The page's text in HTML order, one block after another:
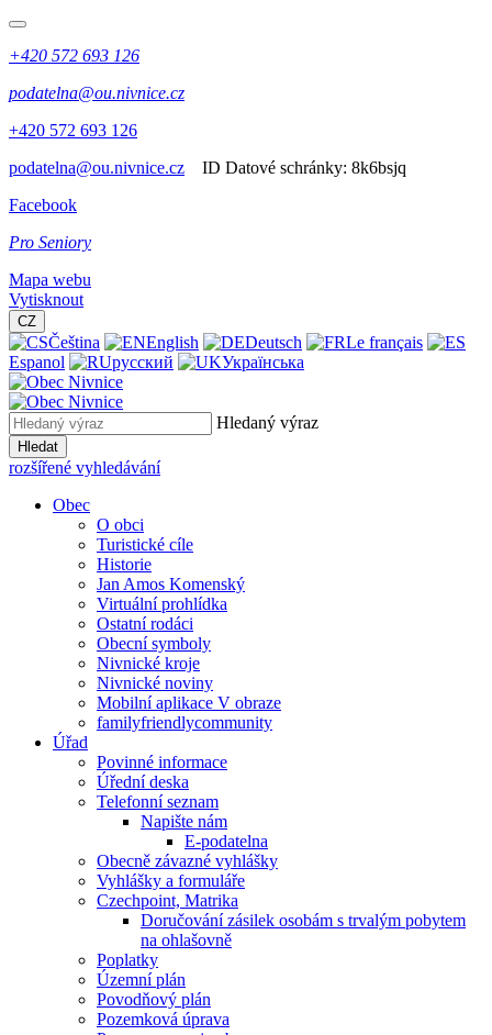
+420 572 693 126
podatelna@ou.nivnice.cz
+420 572 693 126
podatelna@ou.nivnice.cz
ID Datové schránky: 8k6bsjq
Facebook
Pro Seniory
Mapa webu
Vytisknout
CZ
Čeština English Deutsch
Le français
Espanol
русский Українська
Hledaný výraz
Hledat
rozšířené vyhledávání
Obec
O obci
Turistické cíle
Historie
Jan Amos Komenský
Virtuální prohlídka
Ostatní rodáci
Obecní symboly
Nivnické kroje
Nivnické noviny
Mobilní aplikace V obraze
familyfriendlycommunity
Úřad
Povinné informace
Úřední deska
Telefonní seznam
Napište nám
E-podatelna
Obecně závazné vyhlášky
Vyhlášky a formuláře
Czechpoint, Matrika
Doručování zásilek osobám s trvalým pobytem
na ohlašovně
Poplatky
Územní plán
Povodňový plán
Pozemková úprava